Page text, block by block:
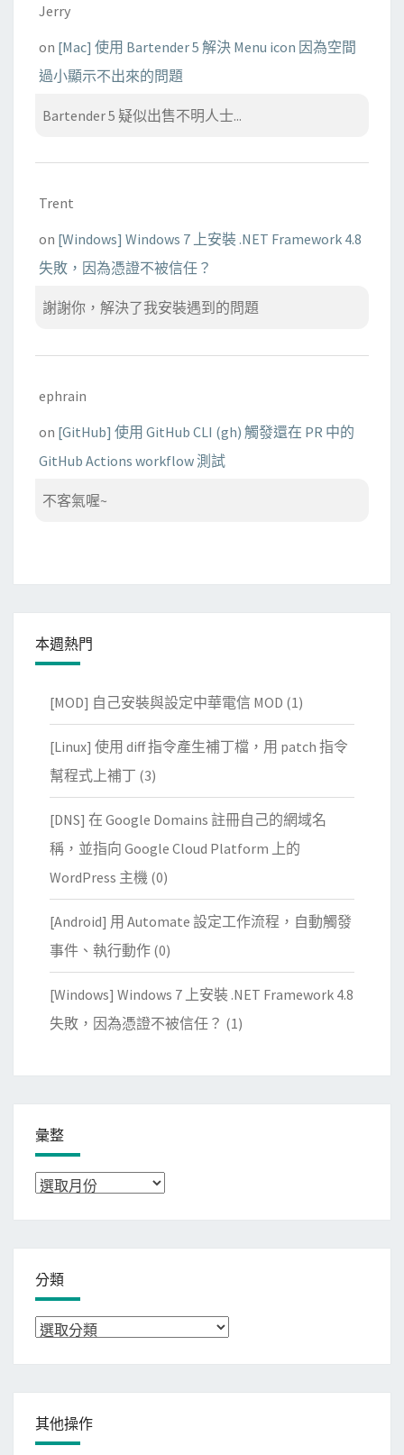
Jerry
on [Mac] 使用 Bartender 5 解決 Menu icon 因為空間
過小顯示不出來的問題
Bartender 5 疑似出售不明人士...
Trent
on [Windows] Windows 7 上安裝 .NET Framework 4.8
失敗，因為憑證不被信任？
謝謝你，解決了我安裝遇到的問題
ephrain
on [GitHub] 使用 GitHub CLI (gh) 觸發還在 PR 中的
GitHub Actions workflow 測試
不客氣喔~
本週熱門
[MOD] 自己安裝與設定中華電信 MOD (1)
[Linux] 使用 diff 指令產生補丁檔，用 patch 指令
幫程式上補丁 (3)
[DNS] 在 Google Domains 註冊自己的網域名
稱，並指向 Google Cloud Platform 上的
WordPress 主機 (0)
[Android] 用 Automate 設定工作流程，自動觸發
事件、執行動作 (0)
[Windows] Windows 7 上安裝 .NET Framework 4.8
失敗，因為憑證不被信任？ (1)
彙整
彙
分類
分
其他操作